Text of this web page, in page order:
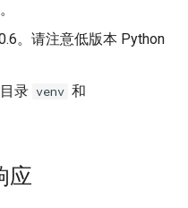
。请注意低版本 Python
录 venv 和
应